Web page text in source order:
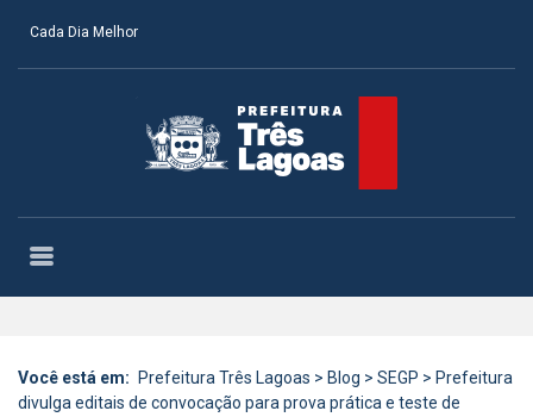
Cada Dia Melhor
Você está em: Prefeitura Três Lagoas > Blog > SEGP > Prefeitura
divulga editais de convocação para prova prática e teste de